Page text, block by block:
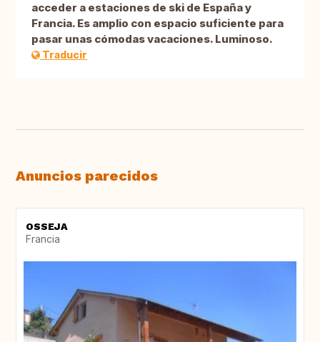
acceder a estaciones de ski de España y
Francia. Es amplio con espacio suficiente para
pasar unas cómodas vacaciones. Luminoso.
Traducir
Anuncios parecidos
OSSEJA
Francia